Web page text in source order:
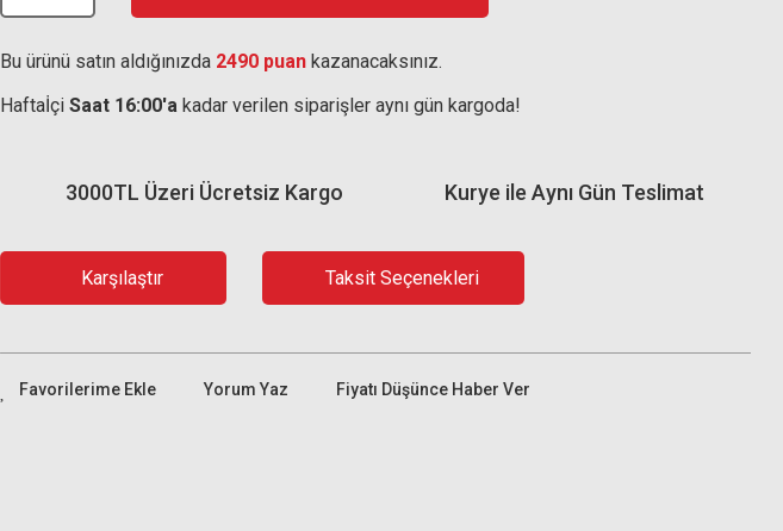
Bu ürünü satın aldığınızda 2490 puan kazanacaksınız.
Haftaİçi Saat 16:00'a kadar verilen siparişler aynı gün kargoda!
Kurye ile Aynı Gün Teslimat
3000TL Üzeri Ücretsiz Kargo
Karşılaştır Taksit Seçenekleri
Yorum Yaz Fiyatı Düşünce Haber Ver